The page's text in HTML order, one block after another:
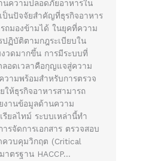
ความปลอดภัยอาหารใน
ป็นปัจจัยสำคัญที่ธุรกิจอาหาร
ถมองข้ามได้ ในยุคที่ความ
ฏิบัติตามกฎระเบียบใน
วดมากขึ้น การมีระบบที่
อดเวลาคือกุญแจสู่ความ
วามพร้อมสำหรับการตรวจ
ห้ธุรกิจอาหารสามารถ
งานข้อมูลด้านความ
ยลไทม์ ระบบเหล่านี้ทำ
รจัดการเอกสาร ตรวจสอบ
วบคุมวิกฤต (Critical
ตรฐาน HACCP…